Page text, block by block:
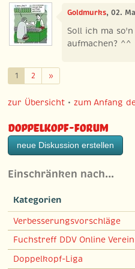
Goldmurks, 02.
Soll ich ma
aufmachen? ^^
1 2 »Weiter
zur Übersicht •zum Anfang
Doppelkopf-Forum
neue Diskussion erstellen
Einschränken nach…
Kategorien
Verbesserungsvorschläge
Fuchstreff DDV Online Verein
Doppelkopf-Liga